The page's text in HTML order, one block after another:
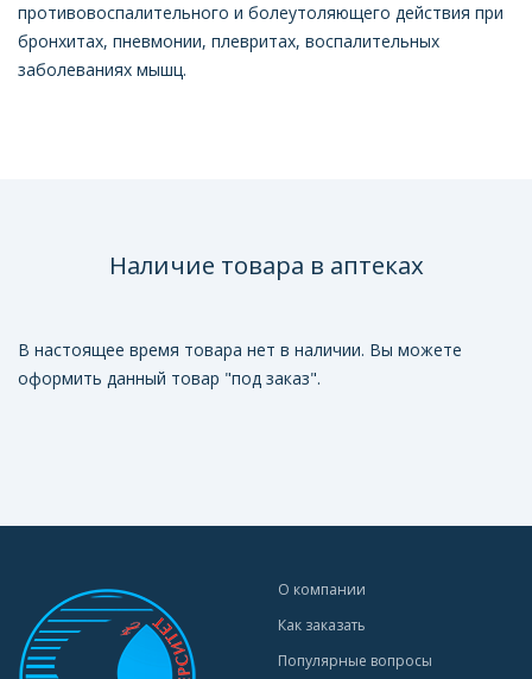
противовоспалительного и болеутоляющего действия при
бронхитах, пневмонии, плевритах, воспалительных
заболеваниях мышц.
Наличие товара в аптеках
В настоящее время товара нет в наличии. Вы можете
оформить данный товар "под заказ".
О компании
Как заказать
Популярные вопросы